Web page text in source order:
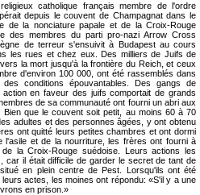
catholique français membre de l'ordre
depuis le couvent de Champagnat dans le
de la nonciature papale et de la Croix-Rouge
des membres du parti pro-nazi Arrow Cross
de terreur s'ensuivit à Budapest au cours
les rues et chez eux. Des milliers de Juifs de
la mort jusqu'à la frontière du Reich, et ceux
d'environ 100 000, ont été rassemblés dans
conditions épouvantables. Des gangs de
en faveur des juifs comportait de grands
de sa communauté ont fourni un abri aux
que le couvent soit petit, au moins 60 à 70
adultes et des personnes âgées, y ont obtenu
ont quitté leurs petites chambres et ont dormi
l'asile et de la nourriture, les frères ont fourni à
la Croix-Rouge suédoise. Leurs actions les
car il était difficile de garder le secret de tant de
en plein centre de Pest. Lorsqu'ils ont été
actes, les moines ont répondu: «S'il y a une
en prison.»